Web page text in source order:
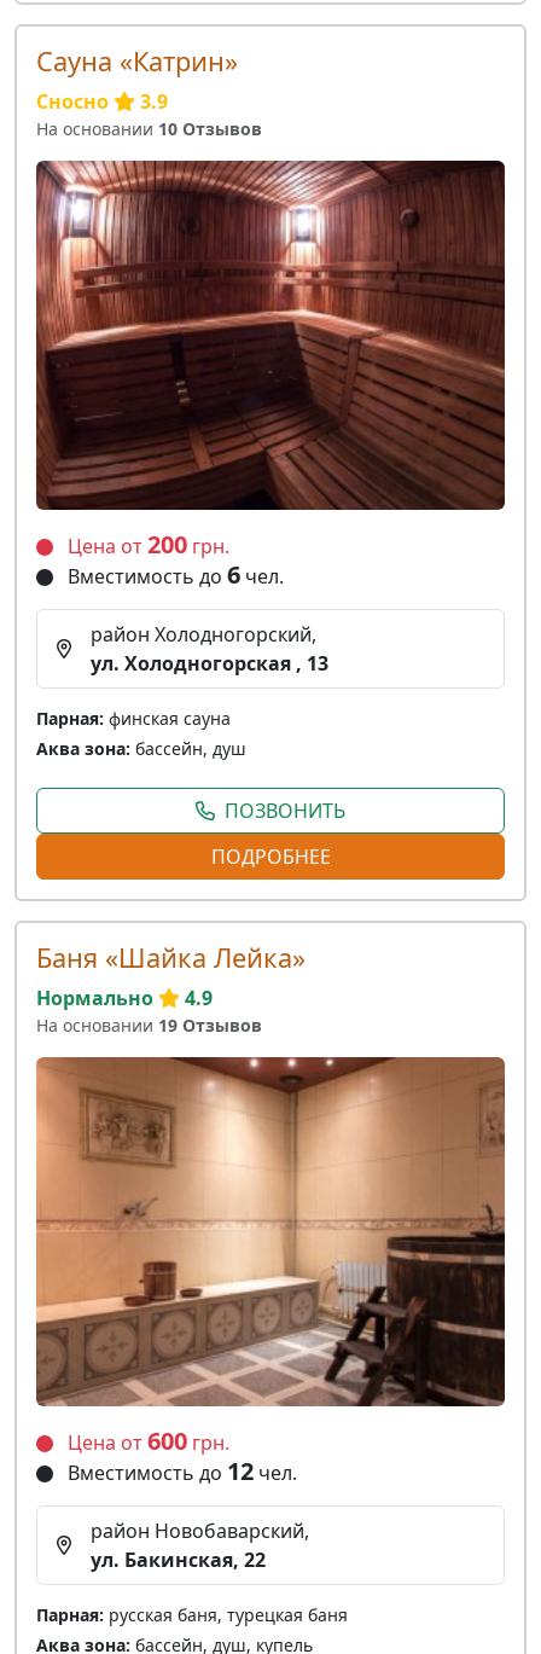
Сауна «Катрин»
Сносно 3.9
На основании 10 Отзывов
Цена от200 грн.
Вместимость до 6 чел.
район Холодногорский,
ул. Холодногорская , 13
Парная: финская сауна
Аква зона: бассейн, душ
ПОЗВОНИТЬ
ПОДРОБНЕЕ
Баня «Шайка Лейка»
Нормально 4.9
На основании 19 Отзывов
Цена от600 грн.
Вместимость до 12 чел.
район Новобаварский,
ул. Бакинская, 22
Парная: русская баня, турецкая баня
Аква зона: бассейн, душ, купель